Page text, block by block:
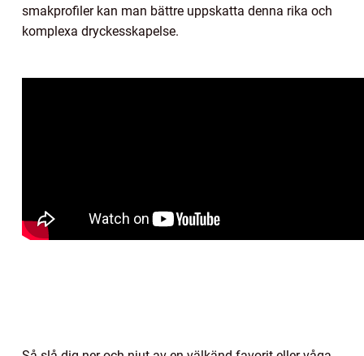
smakprofiler kan man bättre uppskatta denna rika och
komplexa dryckesskapelse.